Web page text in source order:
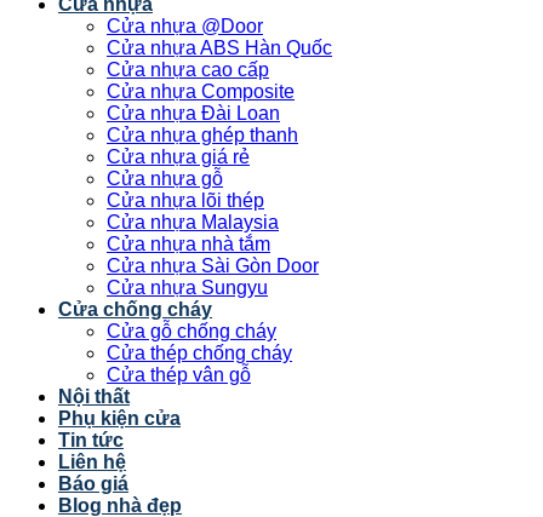
Cửa nhựa
Cửa nhựa @Door
Cửa nhựa ABS Hàn Quốc
Cửa nhựa cao cấp
Cửa nhựa Composite
Cửa nhựa Đài Loan
Cửa nhựa ghép thanh
Cửa nhựa giá rẻ
Cửa nhựa gỗ
Cửa nhựa lõi thép
Cửa nhựa Malaysia
Cửa nhựa nhà tắm
Cửa nhựa Sài Gòn Door
Cửa nhựa Sungyu
Cửa chống cháy
Cửa gỗ chống cháy
Cửa thép chống cháy
Cửa thép vân gỗ
Nội thất
Phụ kiện cửa
Tin tức
Liên hệ
Báo giá
Blog nhà đẹp